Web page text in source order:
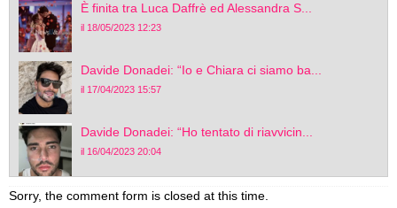
È finita tra Luca Daffrè ed Alessandra S...
il 18/05/2023 12:23
Davide Donadei: “Io e Chiara ci siamo ba...
il 17/04/2023 15:57
Davide Donadei: “Ho tentato di riavvicin...
il 16/04/2023 20:04
Sorry, the comment form is closed at this time.